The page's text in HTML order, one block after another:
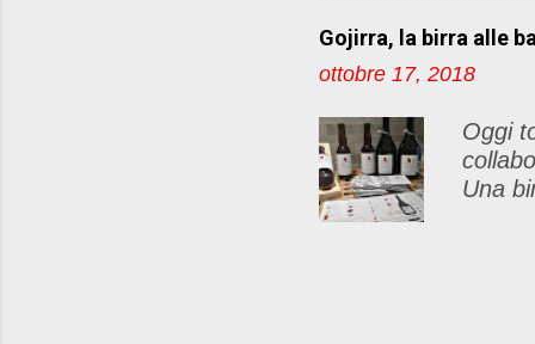
Gojirra, la birra alle
ottobre 17, 2018
Oggi
Una
per